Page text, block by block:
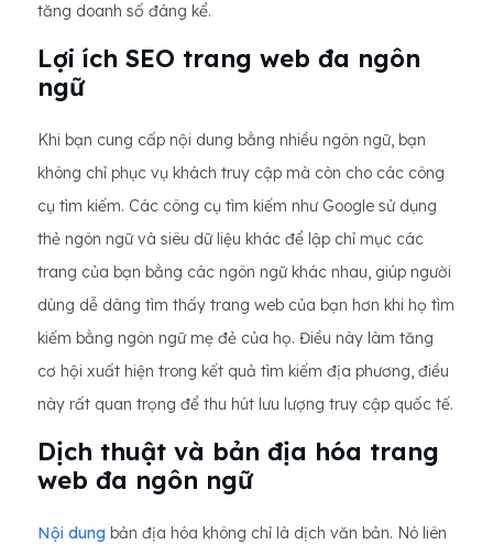
tăng doanh số đáng kể.
Lợi ích SEO trang web đa ngôn
ngữ
Khi bạn cung cấp nội dung bằng nhiều ngôn ngữ, bạn
không chỉ phục vụ khách truy cập mà còn cho các công
cụ tìm kiếm. Các công cụ tìm kiếm như Google sử dụng
thẻ ngôn ngữ và siêu dữ liệu khác để lập chỉ mục các
trang của bạn bằng các ngôn ngữ khác nhau, giúp người
dùng dễ dàng tìm thấy trang web của bạn hơn khi họ tìm
kiếm bằng ngôn ngữ mẹ đẻ của họ. Điều này làm tăng
cơ hội xuất hiện trong kết quả tìm kiếm địa phương, điều
này rất quan trọng để thu hút lưu lượng truy cập quốc tế.
Dịch thuật và bản địa hóa trang
web đa ngôn ngữ
Nội dung bản địa hóa không chỉ là dịch văn bản. Nó liên